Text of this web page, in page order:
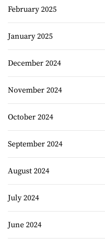
February 2025
January 2025
December 2024
November 2024
October 2024
September 2024
August 2024
July 2024
June 2024